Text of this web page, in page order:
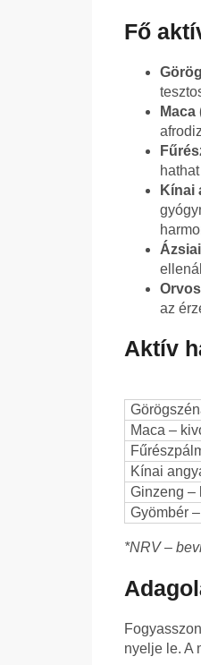
Fő
Kínai
az
Aktív
Maca –
Kínai
Ginzeng –
Gyömbér
*NRV –
Fogyasszon
nyelje le. A